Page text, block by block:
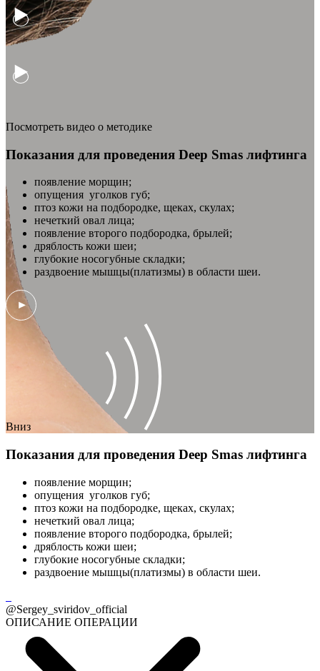
Посмотреть видео о методике
Показания для проведения Deep Smas лифтинга
появление морщин;
опущения уголков губ;
птоз кожи на подбородке, щеках, скулах;
нечеткий овал лица;
появление второго подбородка, брылей;
дряблость кожи шеи;
глубокие носогубные складки;
раздвоение мышцы(платизмы) в области шеи.
Вниз
Показания для проведения Deep Smas лифтинга
появление морщин;
опущения уголков губ;
птоз кожи на подбородке, щеках, скулах;
нечеткий овал лица;
появление второго подбородка, брылей;
дряблость кожи шеи;
глубокие носогубные складки;
раздвоение мышцы(платизмы) в области шеи.
@Sergey_sviridov_official
ОПИСАНИЕ ОПЕРАЦИИ